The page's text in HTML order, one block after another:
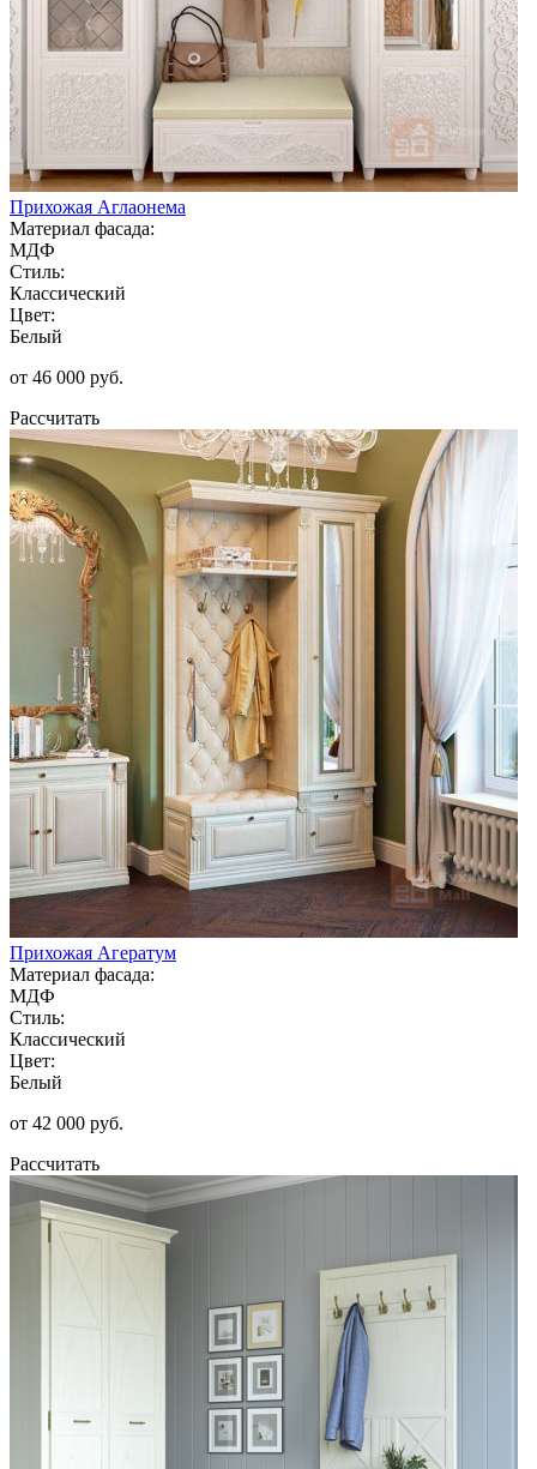
Прихожая Аглаонема
Материал фасада:
МДФ
Стиль:
Классический
Цвет:
Белый
от 46 000 руб.
Рассчитать
Прихожая Агератум
Материал фасада:
МДФ
Стиль:
Классический
Цвет:
Белый
от 42 000 руб.
Рассчитать